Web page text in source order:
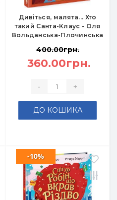
Дивіться, малята... Хто
такий Санта-Клаус - Оля
Вольданська-Плочинська
400.00грн.
360.00грн.
- +
ДО КОШИКА
-10%